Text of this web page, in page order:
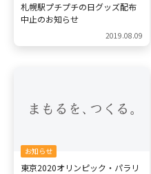
札幌駅プチプチの日グッズ配布
中止のお知らせ
2019.08.09
お知らせ
東京2020オリンピック・パラリ